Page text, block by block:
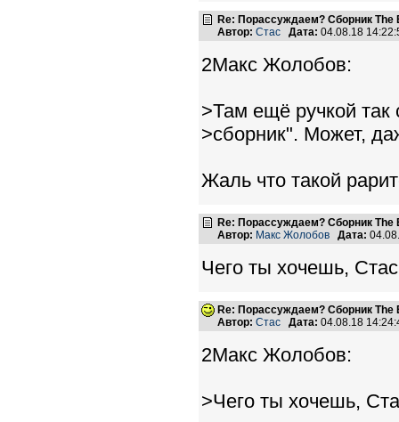
Re: Порассуждаем? Сборник The
Автор: Стас Дата: 04.08.18
2Макс Жолобов:
>Там ещё ручкой так
>сборник". Может,
Жаль что такой
Re: Порассуждаем? Сборник The
Автор: Макс Жолобов Дата:
Чего ты хочешь,
Re: Порассуждаем? Сборник The
Автор: Стас Дата: 04.08.18
2Макс Жолобов:
>Чего ты хочешь,